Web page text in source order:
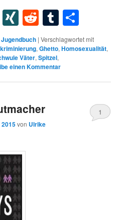
Pinterest
XINGRedditTumblr
Jugendbuch |Verschlagwortet mit
,Ghetto,Homosexualität,
Väter,Spitzel,
einen Kommentar
von Ulrike
1